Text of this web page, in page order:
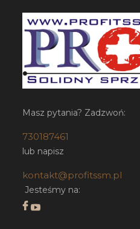
Masz pytania? Zadzwoń:
730187461
lub napisz
kontakt@profitssm.pl
Jesteśmy na: